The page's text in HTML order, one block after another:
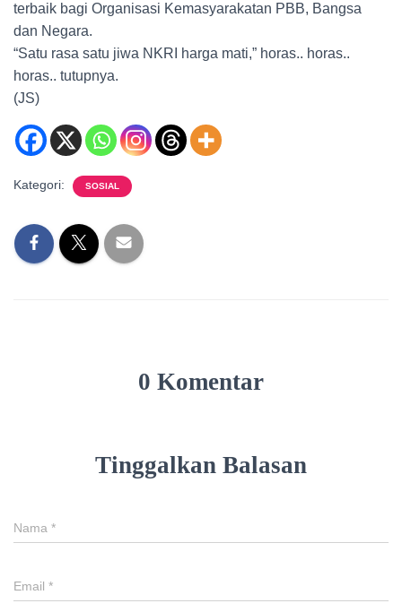
terbaik bagi Organisasi Kemasyarakatan PBB, Bangsa
dan Negara.
“Satu rasa satu jiwa NKRI harga mati,” horas.. horas..
horas.. tutupnya.
(JS)
Kategori: SOSIAL
0 Komentar
Tinggalkan Balasan
Nama *
Email *